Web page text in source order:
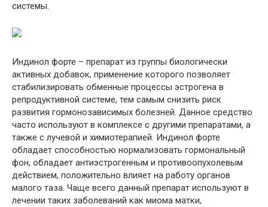
системы.
Индинол форте – препарат из группы биологически
активных добавок, применение которого позволяет
стабилизировать обменные процессы эстрогена в
репродуктивной системе, тем самым снизить риск
развития гормонозависимых болезней. Данное средство
часто используют в комплексе с другими препаратами, а
также с лучевой и химиотерапией. Индинол форте
обладает способностью нормализовать гормональный
фон, обладает антиэстрогенным и противоопухолевым
действием, положительно влияет на работу органов
малого таза. Чаще всего данный препарат используют в
лечении таких заболеваний как миома матки,